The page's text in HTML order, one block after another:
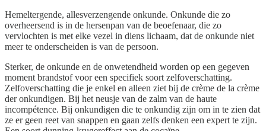
Hemeltergende, allesverzengende onkunde. Onkunde die zo
overheersend is in de hersenpan van de beoefenaar, die zo
vervlochten is met elke vezel in diens lichaam, dat de onkunde niet
meer te onderscheiden is van de persoon.
Sterker, de onkunde en de onwetendheid worden op een gegeven
moment brandstof voor een specifiek soort zelfoverschatting.
Zelfoverschatting die je enkel en alleen ziet bij de crème de la crème
der onkundigen. Bij het neusje van de zalm van de haute
incompétence. Bij onkundigen die te onkundig zijn om in te zien dat
ze er geen reet van snappen en gaan zelfs denken een expert te zijn.